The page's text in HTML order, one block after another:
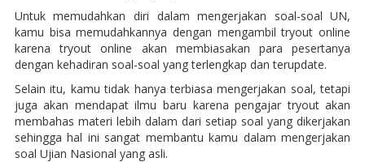
Untuk memudahkan diri dalam mengerjakan soal-soal UN,
kamu bisa memudahkannya dengan mengambil tryout online
karena tryout online akan membiasakan para pesertanya
dengan kehadiran soal-soal yang terlengkap dan terupdate.
Selain itu, kamu tidak hanya terbiasa mengerjakan soal, tetapi
juga akan mendapat ilmu baru karena pengajar tryout akan
membahas materi lebih dalam dari setiap soal yang dikerjakan
sehingga hal ini sangat membantu kamu dalam mengerjakan
soal Ujian Nasional yang asli.